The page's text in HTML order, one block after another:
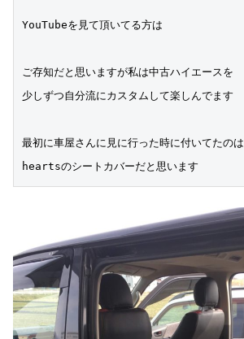
YouTubeを見て頂いてる方は
ご存知だと思いますが私は中古ハイエースを
少しずつ自分流にカスタムして楽しんでます
最初に車屋さんに見に行った時に付いてたのは
heartsのシートカバーだと思います